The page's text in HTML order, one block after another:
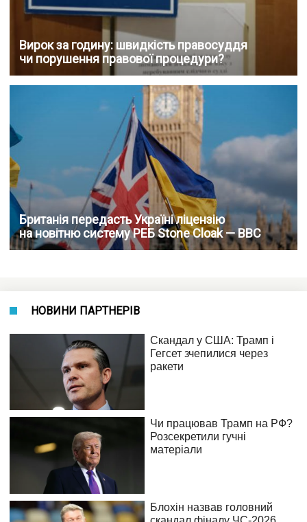
Вирок за годину: швидкість правосуддя
чи порушення правової процедури?
Британія передасть Україні ліцензію
на новітню систему РЕБ Stone Cloak — BBC
НОВИНИ ПАРТНЕРІВ